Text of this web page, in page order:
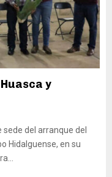
y
del arranque del
Hidalguense, en su